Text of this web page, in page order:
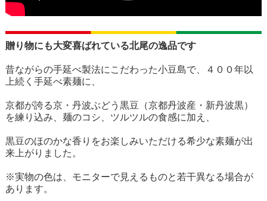
贈り物にも大変喜ばれている北尾の逸品です
昔ながらの手延べ製法にこだわった小豆島で、４００年以
上続く手延べ素麺に、
京都が誇る京・丹波ぶどう黒豆（京都丹波産・新丹波黒）
を練り込み、麺のコシ、ツルツルの食感に加え、
黒豆のほのかな香りをお楽しみいただける希少な素麺が出
来上がりました。
※実物の色は、モニターで見えるものと若干異なる場合が
あります。